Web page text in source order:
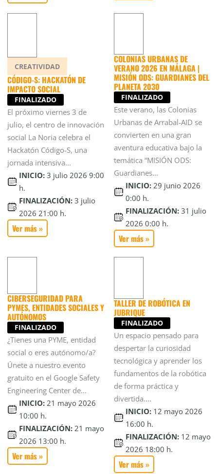
CREATIVIDAD
CÓDIGO-S: HACKATÓN DE
IMPACTO SOCIAL
FINALIZADO
El próximo viernes 3 de
julio, el centro de innovación
social La Noria celebra el
Hackatón Código-S, una
jornada intensiva...
INICIO: 3 julio 2026 9:00
h.
FINALIZACIÓN: 3 julio
2026 21:00 h.
Ver más »
COLONIAS URBANAS DE
VERANO 2026 EN MÁLAGA |
MISIÓN ODS: GUARDIANES DEL
PLANETA 2030
FINALIZADO
Este verano, las Colonias
Urbanas de Arrabal-AID se
convierten en una gran
aventura educativa bajo la
temática “MISIÓN ODS:
Guardianes...
INICIO: 29 junio 2026
0:00 h.
FINALIZACIÓN: 31 julio
2026 0:00 h.
Ver más »
CIBERSEGURIDAD PARA
PYMES, ENTIDADES SOCIALES Y
AUTÓNOMOS
FINALIZADO
¿Tienes una PYME, entidad
social o eres autónomo/a?
Únete a nuestro evento
gratuito en el Google Safety
Engineering Center de...
INICIO: 21 mayo 2026
10:00 h.
FINALIZACIÓN: 21 mayo
2026 13:00 h.
Ver más »
TALLER DE ROBÓTICA EN
JUBRIQUE
FINALIZADO
Un espacio pensado para
despertar la curiosidad
tecnológica y aprender los
fundamentos de la robótica
de forma práctica y
divertida....
INICIO: 12 mayo 2026
16:00 h.
FINALIZACIÓN: 12 mayo
2026 18:00 h.
Ver más »